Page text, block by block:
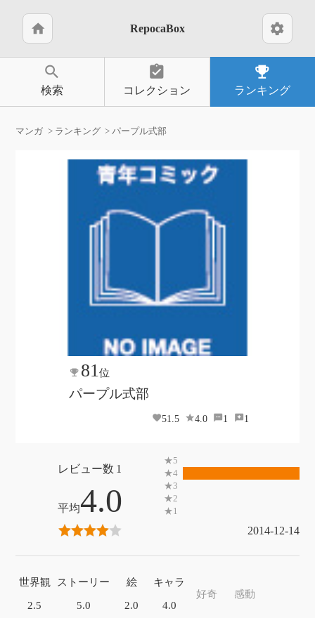
home RepocaBox settings
search
検索
assignment_turned_in
コレクション
emoji_events
ランキング
マンガ ランキング パープル式部
81位
パープル式部
51.5 4.0 1 1
1
4.0
2014-12-14
世界観
2.5
ストーリー
5.0
絵
2.0
キャラ
4.0
好奇 感動